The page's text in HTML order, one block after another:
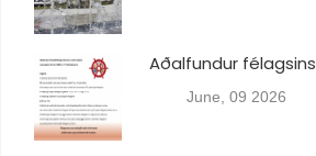
Aðalfundur félagsins
June, 09 2026